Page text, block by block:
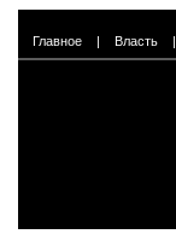
Главное | Власть |